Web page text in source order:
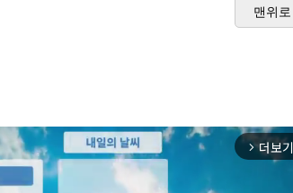
맨위로
arrow_forward_ios 더보기